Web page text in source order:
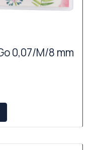
0,07/M/8 mm